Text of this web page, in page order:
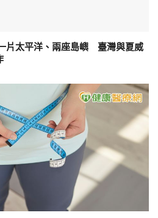
片太平洋、兩座島嶼 臺灣與夏威